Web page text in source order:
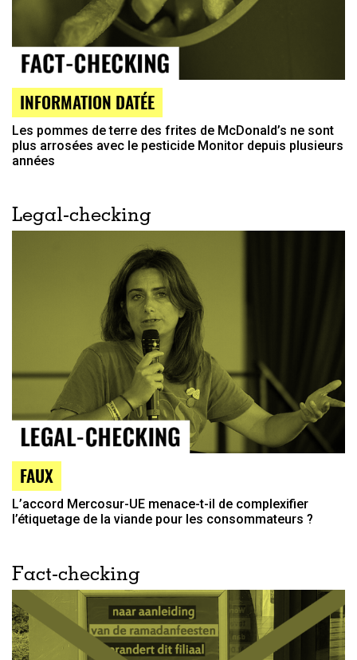
INFORMATION DATÉE
Les pommes de terre des frites de McDonald’s ne sont
plus arrosées avec le pesticide Monitor depuis plusieurs
années
Legal-checking
FAUX
L’accord Mercosur-UE menace-t-il de complexifier
l’étiquetage de la viande pour les consommateurs ?
Fact-checking